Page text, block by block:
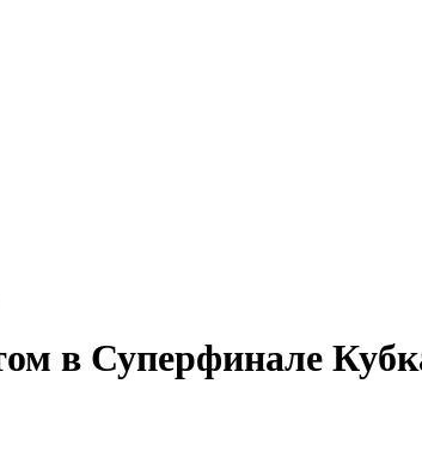
в Суперфинале